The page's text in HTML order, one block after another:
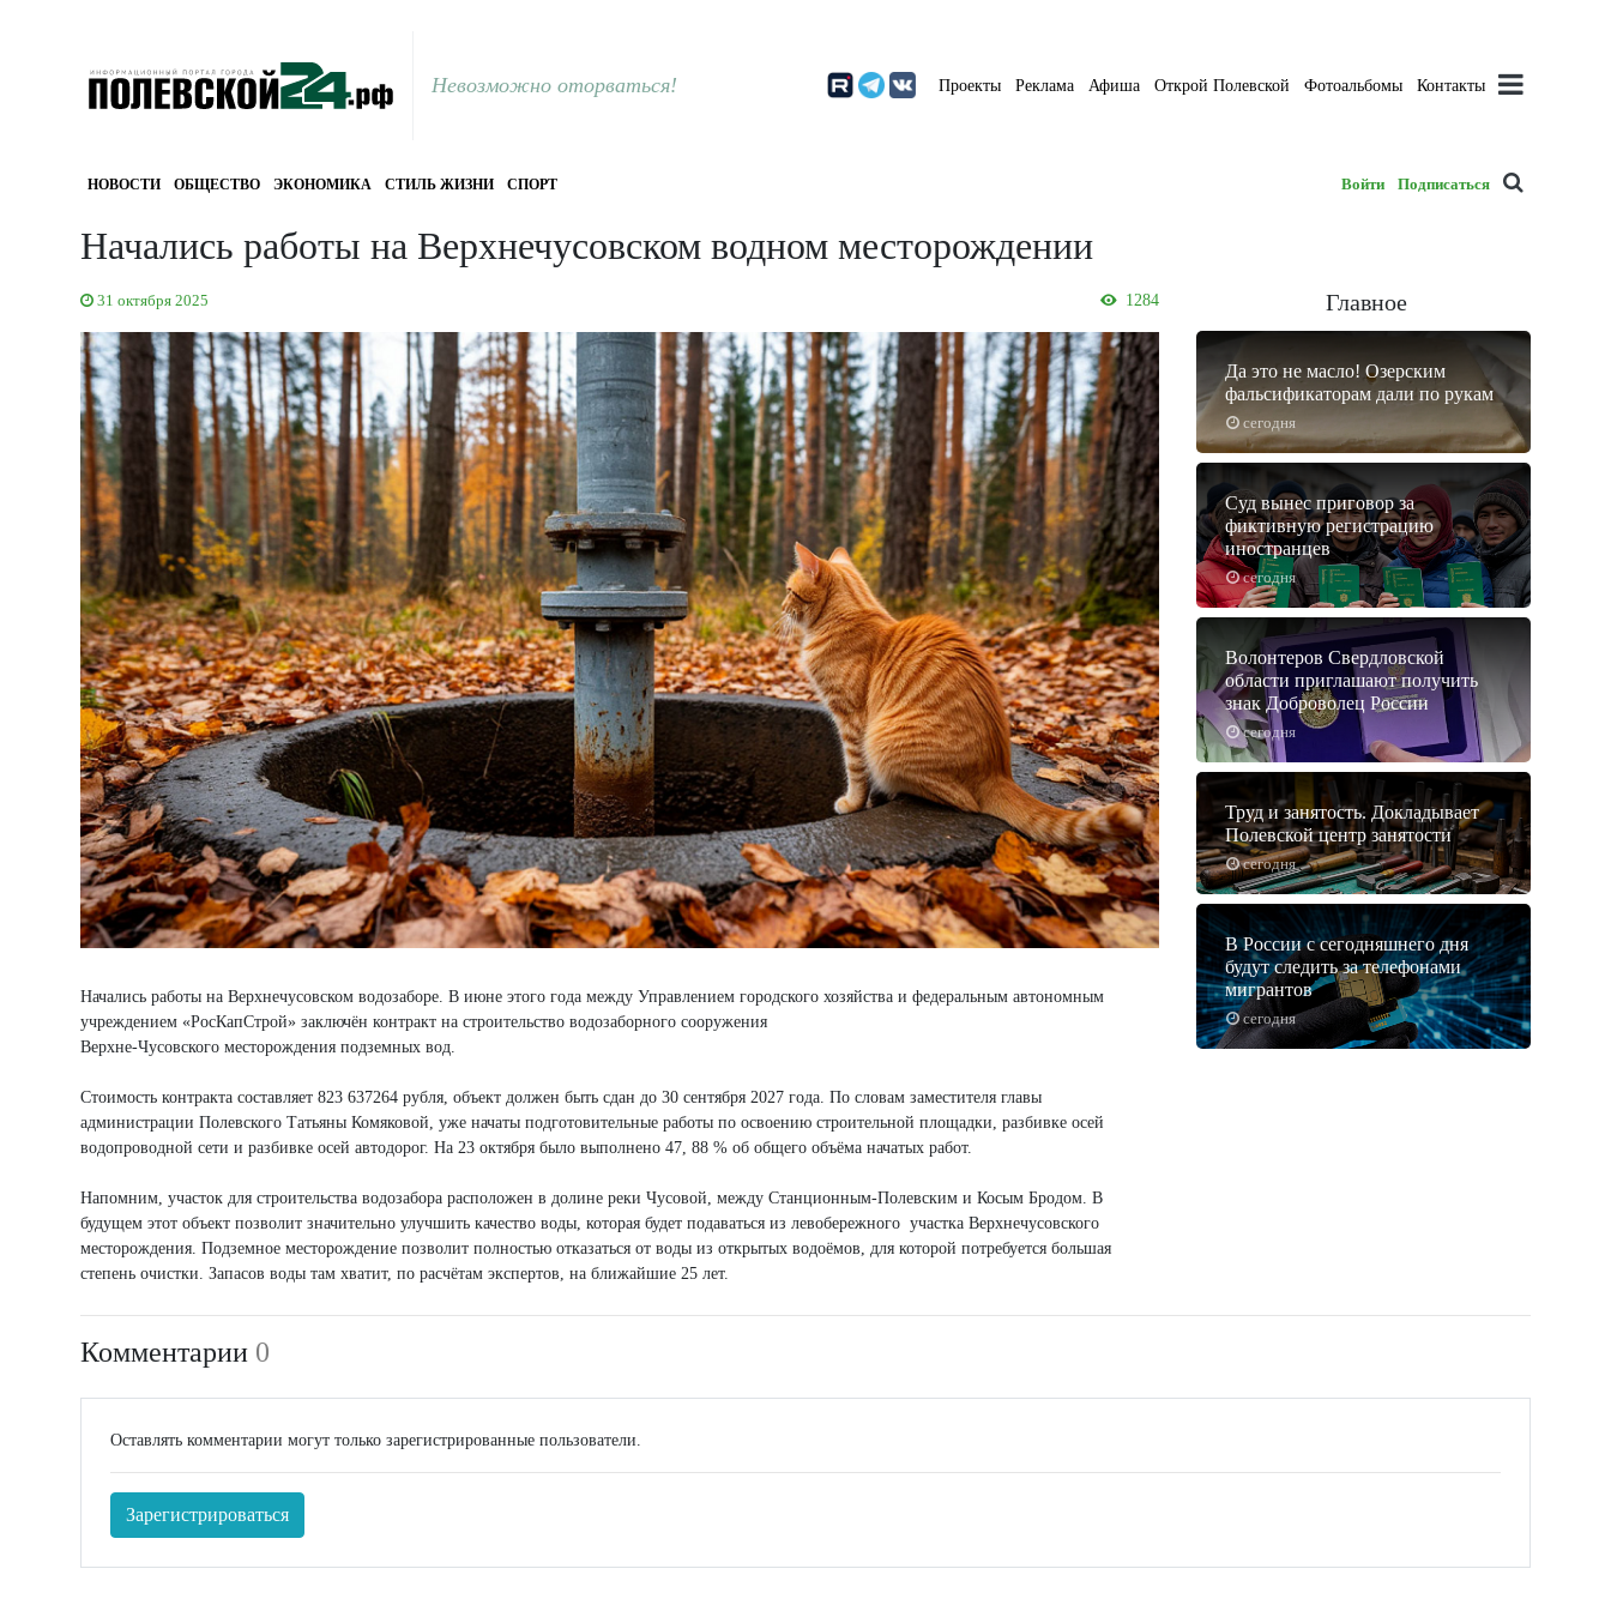
Невозможно оторваться! Проекты Реклама Афиша Открой Полевской Фотоальбомы Контакты
НОВОСТИ ОБЩЕСТВО ЭКОНОМИКА СТИЛЬ ЖИЗНИ СПОРТ Войти Подписаться
Начались работы на Верхнечусовском водном месторождении
31 октября 2025 1284
Начались работы на Верхнечусовском водозаборе. В июне этого года между Управлением городского хозяйства и федеральным автономным
учреждением «РосКапСтрой» заключён контракт на строительство водозаборного сооружения
Верхне-Чусовского месторождения подземных вод.
Стоимость контракта составляет 823 637264 рубля, объект должен быть сдан до 30 сентября 2027 года. По словам заместителя главы
администрации Полевского Татьяны Комяковой, уже начаты подготовительные работы по освоению строительной площадки, разбивке осей
водопроводной сети и разбивке осей автодорог. На 23 октября было выполнено 47, 88 % об общего объёма начатых работ.
Напомним, участок для строительства водозабора расположен в долине реки Чусовой, между Станционным-Полевским и Косым Бродом. В
будущем этот объект позволит значительно улучшить качество воды, которая будет подаваться из левобережного участка Верхнечусовского
месторождения. Подземное месторождение позволит полностью отказаться от воды из открытых водоёмов, для которой потребуется большая
степень очистки. Запасов воды там хватит, по расчётам экспертов, на ближайшие 25 лет.
Главное
сегодня
Да это не масло! Озерским
фальсификаторам дали по рукам
сегодня
Суд вынес приговор за
фиктивную регистрацию
иностранцев
сегодня
Волонтеров Свердловской
области приглашают получить
знак Доброволец России
сегодня
Труд и занятость. Докладывает
Полевской центр занятости
сегодня
В России с сегодняшнего дня
будут следить за телефонами
мигрантов
Комментарии 0
Оставлять комментарии могут только зарегистрированные пользователи.
Зарегистрироваться